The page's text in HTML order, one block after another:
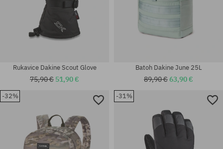
univerzálna veľkosť univerzálna veľkosť
Rukavice Dakine Scout Glove
75,90 € 51,90 €
Batoh Dakine June 25L
89,90 €63,90 €
-32% -31%